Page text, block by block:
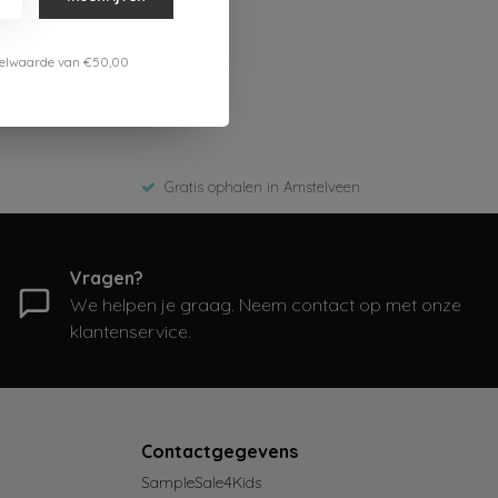
Gratis ophalen in Amstelveen
Vragen?
We helpen je graag. Neem contact op met onze
klantenservice.
Contactgegevens
SampleSale4Kids
van €50,00